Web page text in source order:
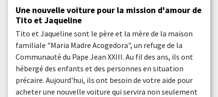
Une nouvelle voiture pour la mission d'amour de
Tito et Jaqueline
Tito et Jaqueline sont le père et la mère de la maison
familiale "Maria Madre Acogedora", un refuge de la
Communauté du Pape Jean XXIII. Au fil des ans, ils ont
hébergé des enfants et des personnes en situation
précaire. Aujourd'hui, ils ont besoin de votre aide pour
acheter une nouvelle voiture qui servira non seulement